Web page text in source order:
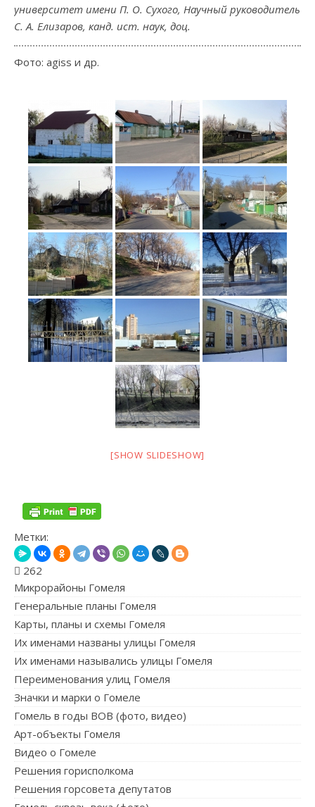
университет имени П. О. Сухого, Научный руководитель
С. А. Елизаров, канд. ист. наук, доц.
Фото: agiss и др.
[SHOW SLIDESHOW]
Метки:
262
Микрорайоны Гомеля
Генеральные планы Гомеля
Карты, планы и схемы Гомеля
Их именами названы улицы Гомеля
Их именами назывались улицы Гомеля
Переименования улиц Гомеля
Значки и марки о Гомеле
Гомель в годы ВОВ (фото, видео)
Арт-объекты Гомеля
Видео о Гомеле
Решения горисполкома
Решения горсовета депутатов